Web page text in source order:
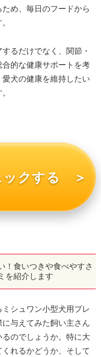
め、毎日のフードから
るだけでなく、関節・
的な健康サポートを考
犬の健康を維持したい
ックする ＞
！食いつきや食べやすさ
を紹介します
シュワン小型犬用プレ
与えてみた飼い主さん
のでしょうか。特に大
れるかどうか、そして